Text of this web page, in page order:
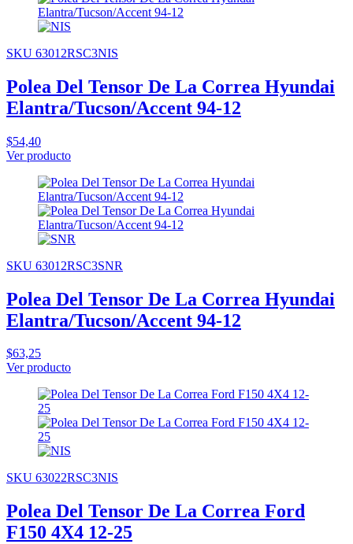
SKU 63012RSC3NIS
Polea Del Tensor De La Correa Hyundai
Elantra/Tucson/Accent 94-12
$54,40
Ver producto
SKU 63012RSC3SNR
Polea Del Tensor De La Correa Hyundai
Elantra/Tucson/Accent 94-12
$63,25
Ver producto
SKU 63022RSC3NIS
Polea Del Tensor De La Correa Ford
F150 4X4 12-25